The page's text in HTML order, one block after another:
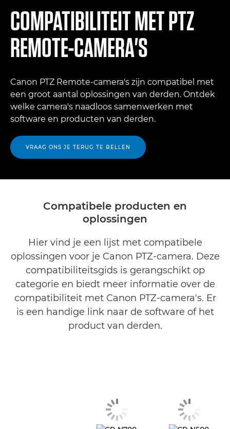
COMPATIBILITEIT MET PTZ
REMOTE-CAMERA'S
Canon PTZ Remote-camera's zijn compatibel met
een groot aantal oplossingen van derden. Ontdek
welke camera's naadloos samenwerken met
software en producten van derden.
VRAAG ONS JE TERUG TE BELLEN
Compatibele producten en
oplossingen
Hier vind je een lijst met compatibele
oplossingen voor je Canon PTZ-camera. Deze
compatibiliteitsgids is gerangschikt op
categorie en biedt meer informatie over de
compatibiliteit met Canon PTZ-camera's. Er
is een handige link naar de software of het
product van derden.